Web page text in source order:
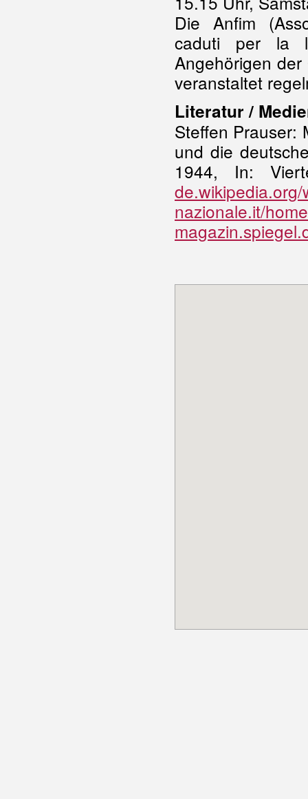
Die Anfim
caduti per la
Angehörigen
veranstaltet
Literatur /
Steffen Prauser:
und die
1944, In:
nazionale.it/